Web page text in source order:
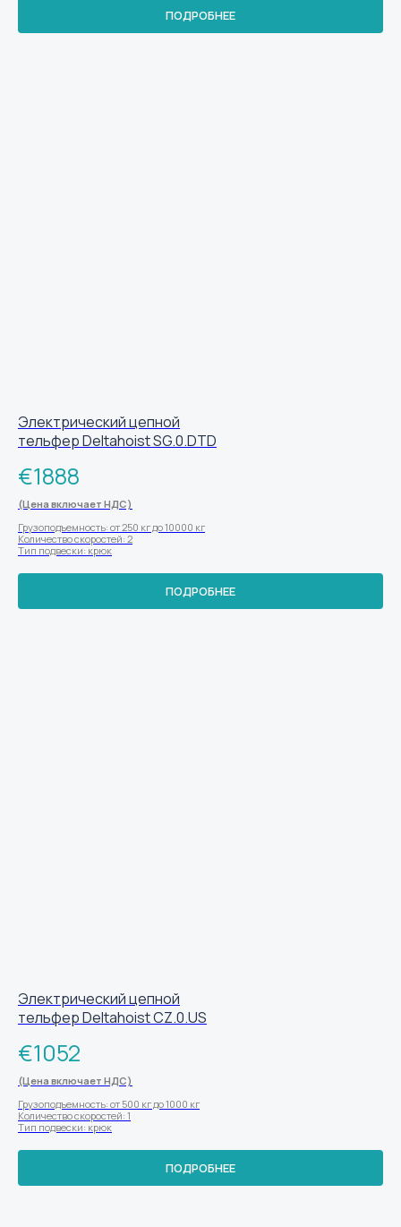
ПОДРОБНЕЕ
Электрический цепной
тельфер Deltahoist SG.0.DTD
€1888
(Цена включает НДС)
Грузоподъемность: от 250 кг до 10000 кг
Количество скоростей: 2
Тип подвески: крюк
ПОДРОБНЕЕ
Электрический цепной
тельфер Deltahoist CZ.0.US
€1052
(Цена включает НДС)
Грузоподъемность: от 500 кг до 1000 кг
Количество скоростей: 1
Тип подвески: крюк
ПОДРОБНЕЕ